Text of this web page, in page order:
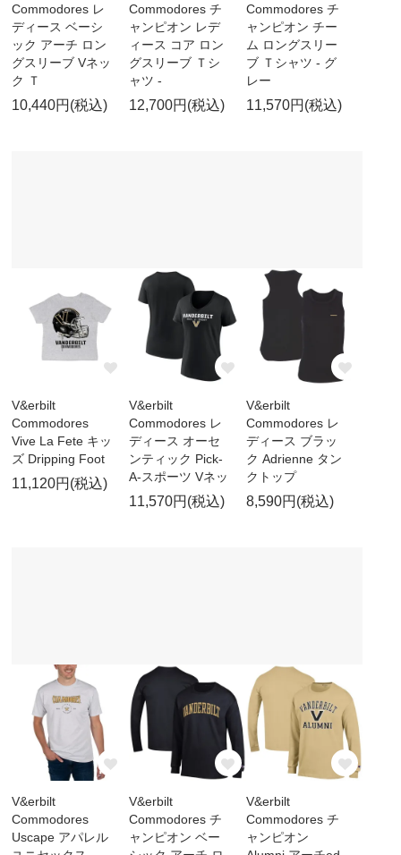
Commodores レ
ディース ベーシ
ック アーチ ロン
グスリーブ Vネッ
ク Ｔ
10,440円(税込)
Commodores チ
ャンピオン レデ
ィース コア ロン
グスリーブ Ｔシ
ャツ -
12,700円(税込)
Commodores チ
ャンピオン チー
ム ロングスリー
ブ Ｔシャツ - グ
レー
11,570円(税込)
V&erbilt
Commodores
Vive La Fete キッ
ズ Dripping Foot
11,120円(税込)
V&erbilt
Commodores レ
ディース オーセ
ンティック Pick-
A-スポーツ Vネッ
11,570円(税込)
V&erbilt
Commodores レ
ディース ブラッ
ク Adrienne タン
クトップ
8,590円(税込)
V&erbilt
Commodores
Uscape アパレル
V&erbilt
Commodores チ
ャンピオン ベー
V&erbilt
Commodores チ
ャンピオン